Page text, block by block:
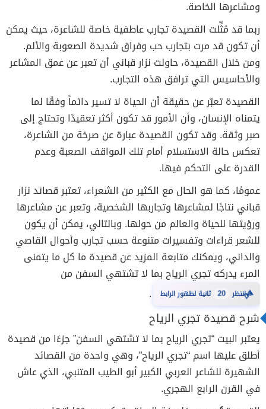
ومشاعرها الخاصة.
ربما قد مُثِّلت القصيدة تجارب عاطفية خاصة للشاعرة، حيث يمكن
أن تكون قد مرت بتجارب حب وفراق شديدة الصعوبة والألم.
ومن خلال القصيدة، حاولت نزار قباني أن تعبر عن عمق المشاعر
والأحاسيس التي ترافق هذه التجارب.
القصيدة تعبّر عن حقيقة أن الحياة لا تسير دائماً وفقًا لما
يتمناه الإنسان، وأن الأمور قد تكون أكثر تعقيدًا وتحتاج إلى
صبر وثقة. وقد تكون القصيدة عبارة عن صرخة من الشاعرة،
تعكس حالة الاستسلام أمام تلك المواقف الصعبة وعدم
القدرة على التحكم فيها.
عمومًا، كما هو الحال مع الكثير من الشعراء، تعتبر قصائد نزار
قباني نتاجًا لمشاعرها وتجاربها الشخصية، وتعبر عن مشاعرها
ورؤيتها للحياة والعالم من حولها. وبالتالي، يمكن أن يكون
للشعر قراءات وتفسيرات متنوعة حسب تجارب وأحوال القاصي
والداني، ويمكنك متابعة المزيد عن قصيدة ما كل ما يتمنى
المرء يدركه تجري الرياح بما لا تشتهي السفن من
⏳انتظر 20 ثانية لظهور الرابط .
شرح قصيدة تجري الرياح
يعتبر البيت “تجري الرياح بما لا تشتهي السفن” جزءًا من قصيدة
أطلق عليها اسم “تجري الرياح”، وهي واحدة من القصائد
الشهيرة للشاعر العربي الكبير أبو الطيب المتنبي، الذي عاش
في القرن الرابع الهجري.